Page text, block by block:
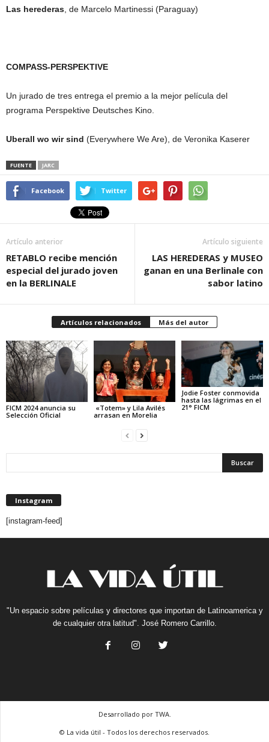
Las herederas, de Marcelo Martinessi (Paraguay)
COMPASS-PERSPEKTIVE
Un jurado de tres entrega el premio a la mejor película del
programa Perspektive Deutsches Kino.
Uberall wo wir sind (Everywhere We Are), de Veronika Kaserer
FUENTE JARC
Facebook Twitter
Artículo anterior
RETABLO recibe mención
especial del jurado joven
en la BERLINALE
Artículo siguiente
LAS HEREDERAS y MUSEO
ganan en una Berlinale con
sabor latino
Artículos relacionados Más del autor
FICM 2024 anuncia su
Selección Oficial
«Totem» y Lila Avilés
arrasan en Morelia
Jodie Foster conmovida
hasta las lágrimas en el
21° FICM
Instagram
[instagram-feed]
"Un espacio sobre películas y directores que importan de Latinoamerica y
de cualquier otra latitud". José Romero Carrillo.
Desarrollado por TWA.
© La vida útil - Todos los derechos reservados.